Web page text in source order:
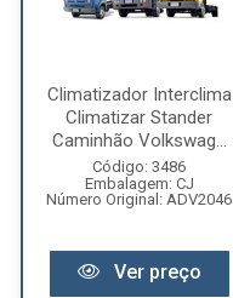
Climatizador Interclima
Climatizar Stander
Caminhão Volkswag...
Código: 3486
Embalagem: CJ
Número Original: ADV2046
Ver preço